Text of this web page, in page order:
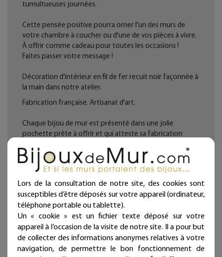
tumultueuses journées.
Cette pensée positive pourra orner l'un des murs de
votre chambre à coucher ou d'une de vos pièces à vivre.
À offrir comme cadeau pour toutes les occasions !
Faites passer votre message !
Décoration d'intérieur en fil de fer recuit noir façonnée à
la main dans notre atelier.
Fabrication française. Artisanat d'art.
Chaque bijou de mur est présenté dans une jolie
pochette prête à offrir et qui atteste sa fabrication
Deux à trois punaises fournies par lignes (noir mat
diamètre 11 mm, longueur 11 mm).
Ces articles sont réservés à la décoration d'intérieur.
Tous les Bijoux de Mur sont traités anticorrosion.
Les commandes sont expédiées sous deux jours ouvrés.
Mieux qu'un sticker ou un autocollant, nos écritures en fil
de fer donneront du relief à vos murs et sont
Lors de la consultation de notre site, des cookies sont
susceptibles d’être déposés sur votre appareil (ordinateur,
téléphone portable ou tablette).
Un « cookie » est un fichier texte déposé sur votre
appareil à l’occasion de la visite de notre site. Il a pour but
de collecter des informations anonymes relatives à votre
navigation, de permettre le bon fonctionnement de